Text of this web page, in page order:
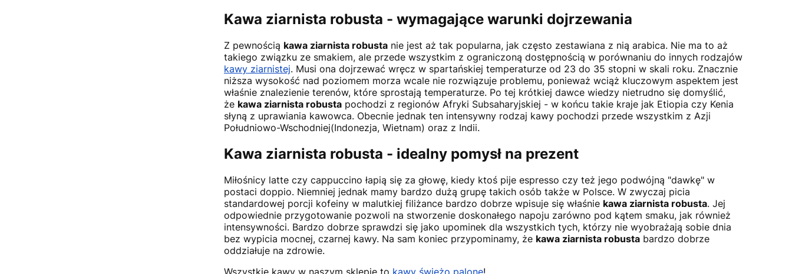
Kawa ziarnista robusta - wymagające warunki dojrzewania
Z pewnością kawa ziarnista robusta nie jest aż tak popularna, jak często zestawiana z nią arabica. Nie ma to aż
takiego związku ze smakiem, ale przede wszystkim z ograniczoną dostępnością w porównaniu do innych rodzajów
kawy ziarnistej. Musi ona dojrzewać wręcz w spartańskiej temperaturze od 23 do 35 stopni w skali roku. Znacznie
niższa wysokość nad poziomem morza wcale nie rozwiązuje problemu, ponieważ wciąż kluczowym aspektem jest
właśnie znalezienie terenów, które sprostają temperaturze. Po tej krótkiej dawce wiedzy nietrudno się domyślić,
że kawa ziarnista robusta pochodzi z regionów Afryki Subsaharyjskiej - w końcu takie kraje jak Etiopia czy Kenia
słyną z uprawiania kawowca. Obecnie jednak ten intensywny rodzaj kawy pochodzi przede wszystkim z Azji
Południowo-Wschodniej(Indonezja, Wietnam) oraz z Indii.
Kawa ziarnista robusta - idealny pomysł na prezent
Miłośnicy latte czy cappuccino łapią się za głowę, kiedy ktoś pije espresso czy też jego podwójną "dawkę" w
postaci doppio. Niemniej jednak mamy bardzo dużą grupę takich osób także w Polsce. W zwyczaj picia
standardowej porcji kofeiny w malutkiej filiżance bardzo dobrze wpisuje się właśnie kawa ziarnista robusta. Jej
odpowiednie przygotowanie pozwoli na stworzenie doskonałego napoju zarówno pod kątem smaku, jak również
intensywności. Bardzo dobrze sprawdzi się jako upominek dla wszystkich tych, którzy nie wyobrażają sobie dnia
bez wypicia mocnej, czarnej kawy. Na sam koniec przypominamy, że kawa ziarnista robusta bardzo dobrze
oddziałuje na zdrowie.
Wszystkie kawy w naszym sklepie to kawy świeżo palone!